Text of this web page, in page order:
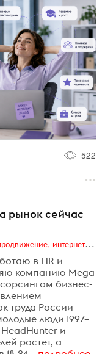
522
рынок сейчас
Digital (web-дизайн, интернет-реклама и продвижение, интернет-сообщества и блоги, интернет-коммуникации, мобильный маркетинг, реклама на цифровых экранах)
в HR и
компанию Mega
бизнес-
труда России
люди 1997–
и
растет, а